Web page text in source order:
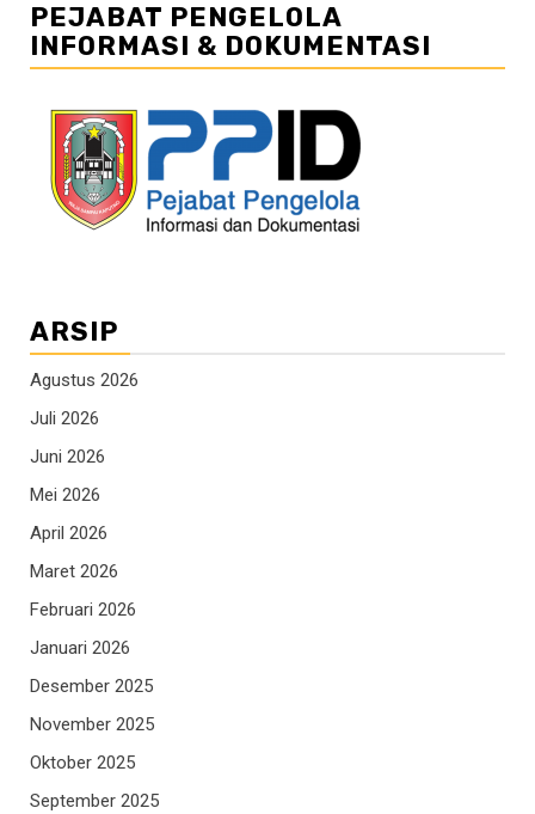
PEJABAT PENGELOLA
INFORMASI & DOKUMENTASI
ARSIP
Agustus 2026
Juli 2026
Juni 2026
Mei 2026
April 2026
Maret 2026
Februari 2026
Januari 2026
Desember 2025
November 2025
Oktober 2025
September 2025